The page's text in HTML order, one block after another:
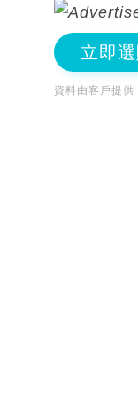
立即
資料由客戶提供